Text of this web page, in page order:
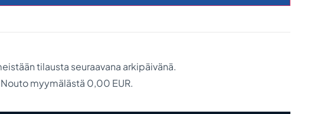
tilausta seuraavana arkipäivänä.
myymälästä 0,00 EUR.